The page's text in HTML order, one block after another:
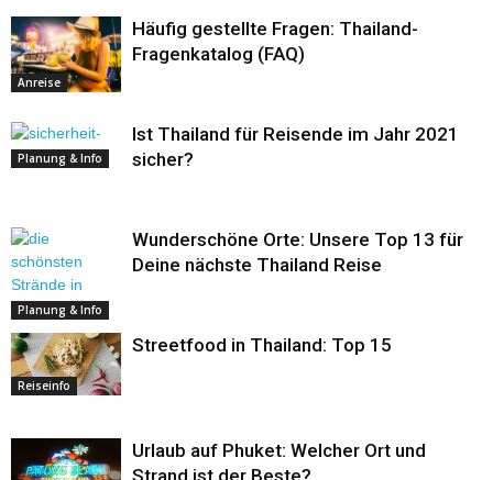
Anreise
Häufig gestellte Fragen: Thailand-
Fragenkatalog (FAQ)
Planung & Info
Ist Thailand für Reisende im Jahr 2021
sicher?
Planung & Info
Wunderschöne Orte: Unsere Top 13 für
Deine nächste Thailand Reise
Reiseinfo
Streetfood in Thailand: Top 15
Urlaub auf Phuket: Welcher Ort und